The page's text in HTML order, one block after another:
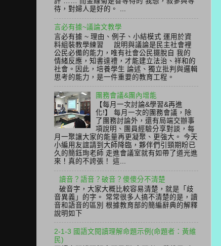
待，對婦人是好的。 ...
言必有據~議論文教學
言必有據 ~ 理由、例子、小結模式 運用於資
料組裝教學練習 說明與議論是民主社會裡
公民必備的能力，唯有社會公民擺脫自 我的
情緒反應，知書達禮，才能建立法治、祥和的
社會。因此，培養學生 論述、獨立批判與邏輯
思考的能力，是一件重要的教育工程。
團務會議&團內增能
【每月一次討論&學習&再進
化!】 每月一次的團務會議，除
了團務討論外，還有局端交辦事
項說明、團員經驗分享對談，每
月一聚讓大家的能量再更凝聚、更強大。 今天
小編用友誼請到大師降臨，夥伴們引頸期盼已
久的簡鈺珣老師 走進會議室就有如帶了道光進
來！真的不誇張！ 這...
讀音？語音？破音？傻傻分不清楚
破音字，大家大概比較容易清楚，就是「歧
音異義」的字。 常常很多人搞不清楚的是，讀
音和語音的區別 根據教育部的簡編辭典的解釋
說明如下
2-1-3 國語文閱讀理解命題示例(命題者：黃維
民)